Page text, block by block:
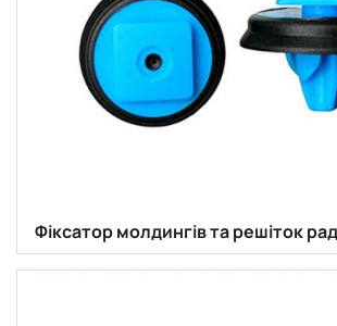
Фіксатор молдингів та решіток